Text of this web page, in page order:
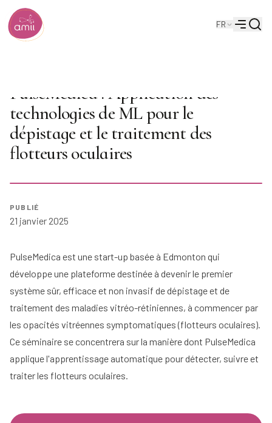
Institut de l'intelligence artificielle de l'Alberta
FR
Menu
PulseMedica : Application des
technologies de ML pour le
dépistage et le traitement des
flotteurs oculaires
PUBLIÉ
21 janvier 2025
PulseMedica est une start-up basée à Edmonton qui
développe une plateforme destinée à devenir le premier
système sûr, efficace et non invasif de dépistage et de
traitement des maladies vitréo-rétiniennes, à commencer par
les opacités vitréennes symptomatiques (flotteurs oculaires).
Ce séminaire se concentrera sur la manière dont PulseMedica
applique l'apprentissage automatique pour détecter, suivre et
traiter les flotteurs oculaires.